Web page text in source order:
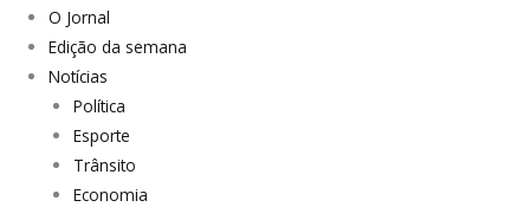
O Jornal
Edição da semana
Notícias
Política
Esporte
Trânsito
Economia